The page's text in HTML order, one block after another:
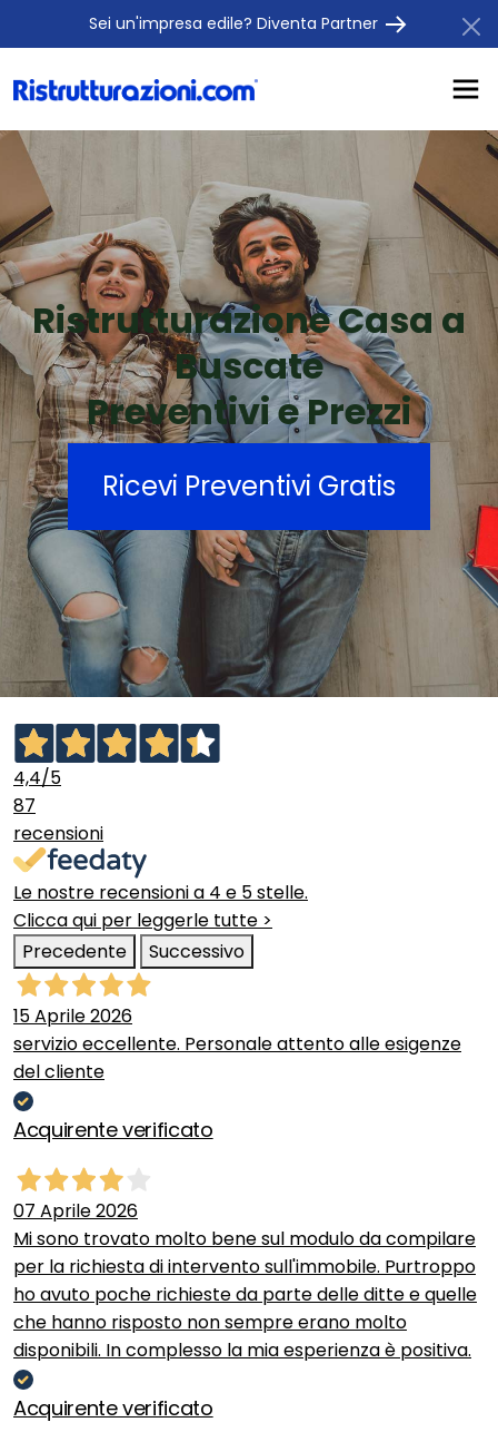
Sei un'impresa edile? Diventa Partner
Ristrutturazione Casa a
Buscate
Preventivi e Prezzi
Ricevi Preventivi Gratis
4,4/5
87
recensioni
Le nostre recensioni a 4 e 5 stelle.
Clicca qui per leggerle tutte >
Precedente
Successivo
15 Aprile 2026
servizio eccellente. Personale attento alle esigenze
del cliente
Acquirente verificato
07 Aprile 2026
Mi sono trovato molto bene sul modulo da compilare
per la richiesta di intervento sull'immobile. Purtroppo
ho avuto poche richieste da parte delle ditte e quelle
che hanno risposto non sempre erano molto
disponibili. In complesso la mia esperienza è positiva.
Acquirente verificato